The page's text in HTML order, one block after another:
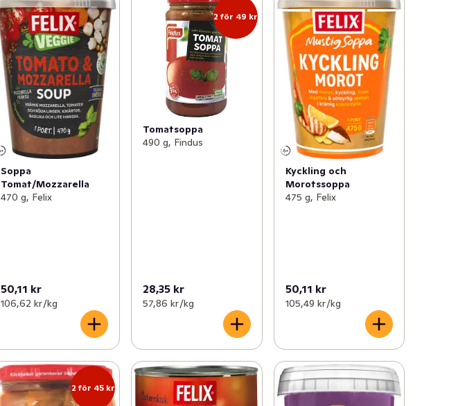
Soppa
Tomat/Mozzarella
470 g, Felix
50,11 kr
106,62 kr /kg
2 för 49 kr
Tomatsoppa
490 g, Findus
28,35 kr
57,86 kr /kg
Kyckling och
Morotssoppa
475 g, Felix
50,11 kr
105,49 kr /kg
2 för 45 kr